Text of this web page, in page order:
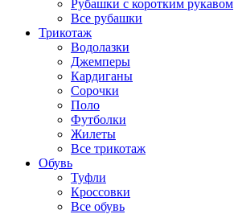
Рубашки с коротким рукавом
Все рубашки
Трикотаж
Водолазки
Джемперы
Кардиганы
Сорочки
Поло
Футболки
Жилеты
Все трикотаж
Обувь
Туфли
Кроссовки
Все обувь